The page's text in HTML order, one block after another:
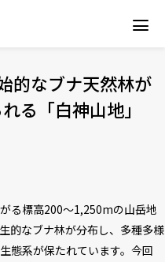
的なブナ天然林が
る「白神山地」
る標高200～1,250mの山岳地
的なブナ林が分布し、多種多様
態系が保たれています。今回